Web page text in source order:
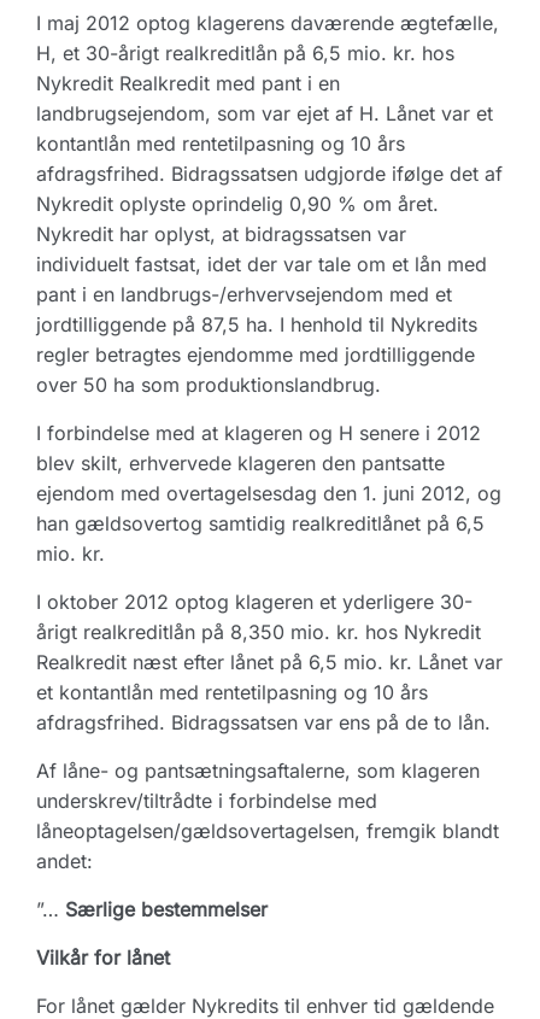
I maj 2012 optog klagerens daværende ægtefælle,
H, et 30-årigt realkreditlån på 6,5 mio. kr. hos
Nykredit Realkredit med pant i en
landbrugsejendom, som var ejet af H. Lånet var et
kontantlån med rentetilpasning og 10 års
afdragsfrihed. Bidragssatsen udgjorde ifølge det af
Nykredit oplyste oprindelig 0,90 % om året.
Nykredit har oplyst, at bidragssatsen var
individuelt fastsat, idet der var tale om et lån med
pant i en landbrugs-/erhvervsejendom med et
jordtilliggende på 87,5 ha. I henhold til Nykredits
regler betragtes ejendomme med jordtilliggende
over 50 ha som produktionslandbrug.
I forbindelse med at klageren og H senere i 2012
blev skilt, erhvervede klageren den pantsatte
ejendom med overtagelsesdag den 1. juni 2012, og
han gældsovertog samtidig realkreditlånet på 6,5
mio. kr.
I oktober 2012 optog klageren et yderligere 30-
årigt realkreditlån på 8,350 mio. kr. hos Nykredit
Realkredit næst efter lånet på 6,5 mio. kr. Lånet var
et kontantlån med rentetilpasning og 10 års
afdragsfrihed. Bidragssatsen var ens på de to lån.
Af låne- og pantsætningsaftalerne, som klageren
underskrev/tiltrådte i forbindelse med
låneoptagelsen/gældsovertagelsen, fremgik blandt
andet:
”… Særlige bestemmelser
Vilkår for lånet
For lånet gælder Nykredits til enhver tid gældende